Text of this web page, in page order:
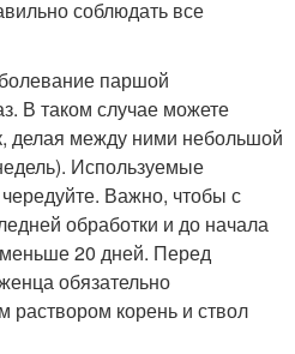
соблюдать все
паршой
В таком случае можете
делая между ними небольшой
Используемые
Важно, чтобы с
обработки и до начала
20 дней. Перед
обязательно
раствором корень и ствол